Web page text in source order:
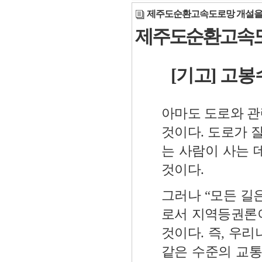
제주도순환고속도로망 개설
제주도순환고속
[기고] 고봉
아마도 도로와
것이다. 도로가
는 사람이 사는
것이다.
그러나 “모든 길
로서 지역등권
것이다. 즉, 우리
같은 수준의 교